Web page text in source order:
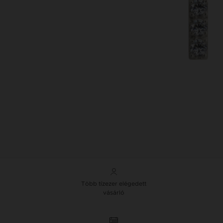
Több tízezer elégedett
vásárló